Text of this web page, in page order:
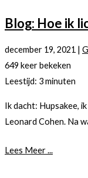
Blog: Hoe ik
december 19, 2021 |
649 keer bekeken
Leestijd: 3minuten
Ik dacht: Hupsakee,
Leonard Cohen. Na
Lees Meer ...